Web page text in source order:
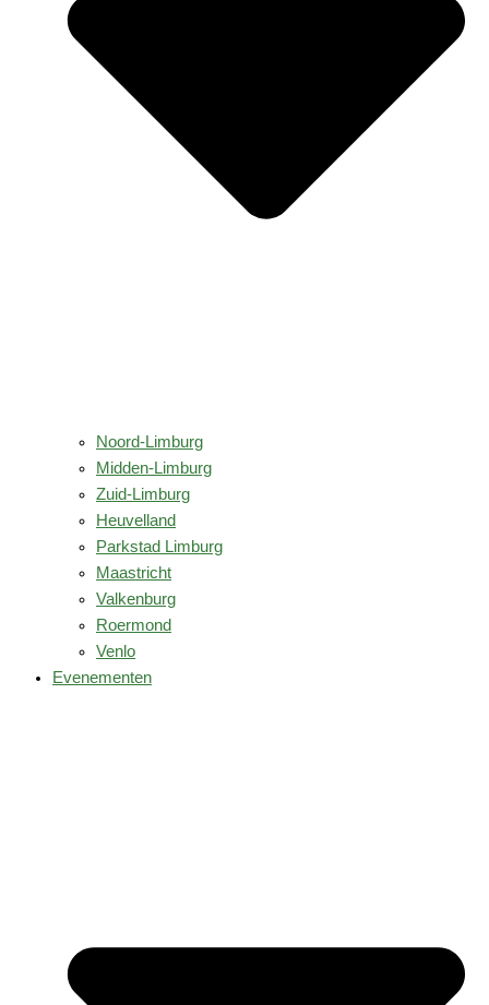
Noord-Limburg
Midden-Limburg
Zuid-Limburg
Heuvelland
Parkstad Limburg
Maastricht
Valkenburg
Roermond
Venlo
Evenementen